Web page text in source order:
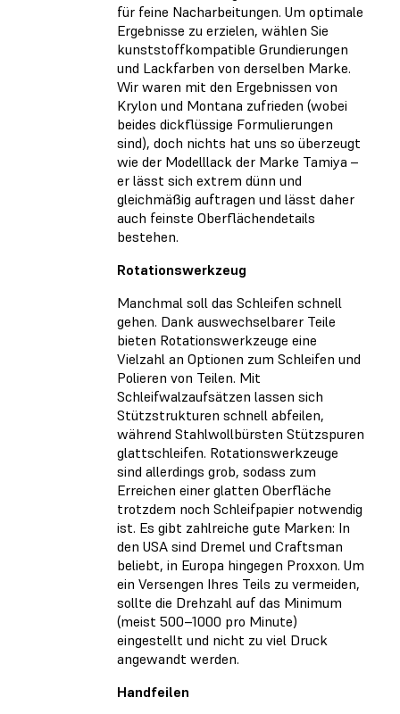
für feine Nacharbeitungen. Um optimale
Ergebnisse zu erzielen, wählen Sie
kunststoffkompatible Grundierungen
und Lackfarben von derselben Marke.
Wir waren mit den Ergebnissen von
Krylon und Montana zufrieden (wobei
beides dickflüssige Formulierungen
sind), doch nichts hat uns so überzeugt
wie der Modelllack der Marke Tamiya –
er lässt sich extrem dünn und
gleichmäßig auftragen und lässt daher
auch feinste Oberflächendetails
bestehen.
Rotationswerkzeug
Manchmal soll das Schleifen schnell
gehen. Dank auswechselbarer Teile
bieten Rotationswerkzeuge eine
Vielzahl an Optionen zum Schleifen und
Polieren von Teilen. Mit
Schleifwalzaufsätzen lassen sich
Stützstrukturen schnell abfeilen,
während Stahlwollbürsten Stützspuren
glattschleifen. Rotationswerkzeuge
sind allerdings grob, sodass zum
Erreichen einer glatten Oberfläche
trotzdem noch Schleifpapier notwendig
ist. Es gibt zahlreiche gute Marken: In
den USA sind Dremel und Craftsman
beliebt, in Europa hingegen Proxxon. Um
ein Versengen Ihres Teils zu vermeiden,
sollte die Drehzahl auf das Minimum
(meist 500–1000 pro Minute)
eingestellt und nicht zu viel Druck
angewandt werden.
Handfeilen